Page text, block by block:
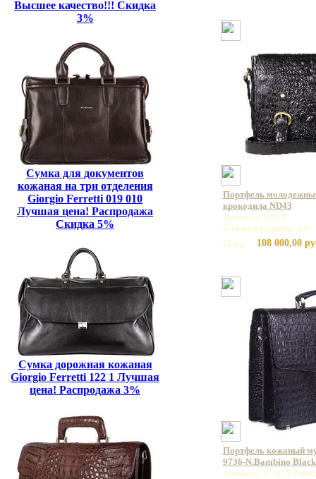
Высшее качество!!! Скидка
3%
Сумка для документов
кожаная на три отделения
Giorgio Ferretti 019 010
Лучшая цена! Распродажа
Скидка 5%
Сумка дорожная кожаная
Giorgio Ferretti 122 1 Лучшая
цена! Распродажа 3%
Портфель
крокодила ND43
Артикул: ND43
Базовая единица: шт
Цена:
108 000,00
Портфель кожаный
9736-N.Bambino
Артикул: 9736